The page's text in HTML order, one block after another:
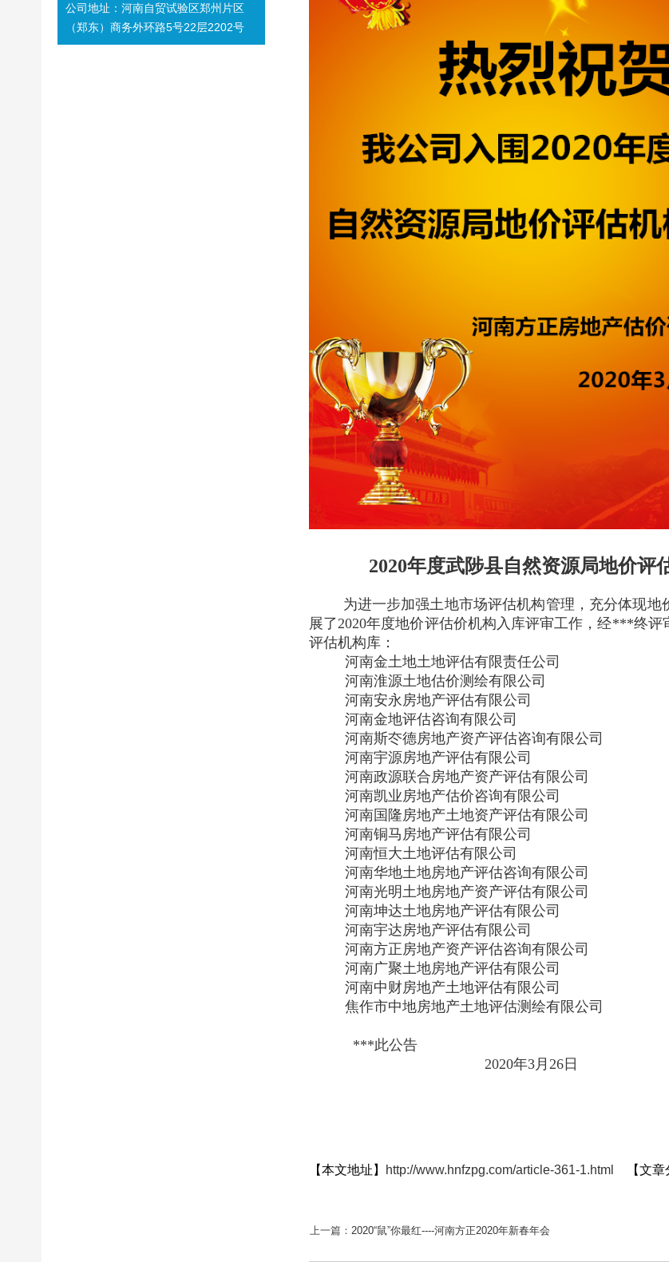
2020年度武陟县自然资源局地价评
为进一步加强土地市场评估机构管理，充分体现
展了2020年度地价评估价机构入库评审工作，经***终
评估机构库：
河南金土地土地评估有限责任公司
河南淮源土地估价测绘有限公司
河南安永房地产评估有限公司
河南金地评估咨询有限公司
河南斯冭德房地产资产评估咨询有限公司
河南宇源房地产评估有限公司
河南政源联合房地产资产评估有限公司
河南凯业房地产估价咨询有限公司
河南国隆房地产土地资产评估有限公司
河南铜马房地产评估有限公司
河南恒大土地评估有限公司
河南华地土地房地产评估咨询有限公司
河南光明土地房地产资产评估有限公司
河南坤达土地房地产评估有限公司
河南宇达房地产评估有限公司
河南方正房地产资产评估咨询有限公司
河南广聚土地房地产评估有限公司
河南中财房地产土地评估有限公司
焦作市中地房地产土地评估测绘有限公司
***此公告
2020年3月26日
【本文地址】 http://www.hnfzpg.com/article-361-1.html 【文章
上一篇： 2020“鼠”你最红----河南方正2020年新春年会
公司地址：河南自贸试验区郑州片区
（郑东）商务外环路5号22层2202号